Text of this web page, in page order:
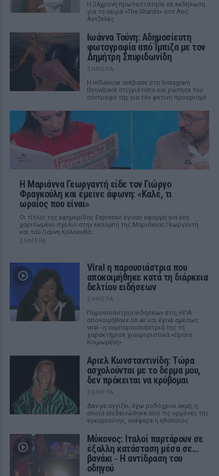
Η 24χρονη πρωτοστάτησε σε εκδήλωση
για τη σειρά «The Shards» στο Λος
Αντζελες
Ιωάννα Τούνη: Αδημοσίευτη
φωτογραφία από Ίμπιζα με τον
Δημήτρη Σπυριδωνίδη
ΣΉΜΕΡΑ
Η influencer ανέβασε στο Instagram
throwback στιγμιότυπο και ρώτησε τον
σύντροφό της για τον φετινό προορισμό
Η Μαριάννα Γεωργαντή είδε τον Γιώργο
Φραγκούλη και έμεινε άφωνη: «Καλέ, τι
ωραίος που είναι»
Οι τίτλοι της εφημερίδας Espresso έγιναν αφορμή για ένα
χαριτωμένο σχόλιο στην εκπομπή της Μαριάννας Γεωργαντή
και του Γιάννη Κολοκυθά
ΣΉΜΕΡΑ
Viral η παρουσιάστρια που
αποκοιμήθηκε κατά τη διάρκεια
δελτίου ειδήσεων
ΣΉΜΕΡΑ
Παρουσιάστρια ειδήσεων στις ΗΠΑ
αποκοιμήθηκε on air και έγινε αμέσως
viral - η συμπαρουσιάστριά της τη
χαρακτήρισε χιουμοριστικά «Ωραία
Κοιμωμένη».
Αριελ Κωνσταντινίδη: Τώρα
ασχολούνται με το δέρμα μου,
δεν πρόκειται να κρύβομαι
ΣΉΜΕΡΑ
Δεν με αγγίζει, έχω ροδόχρου ακμή, η
οποία επιδεινώθηκε από τις ορμόνες της
εγκυμοσύνης, ανέφερε η ηθοποιός
Μύκονος: Ιταλοί παρτάρουν σε
έξαλλη κατάσταση μέσα σε...
βανάκι ‑ Η αντίδραση του
οδηγού